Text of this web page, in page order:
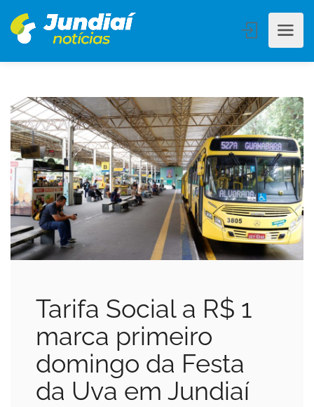
Tarifa Social a R$ 1
marca primeiro
domingo da Festa
da Uva em Jundiaí